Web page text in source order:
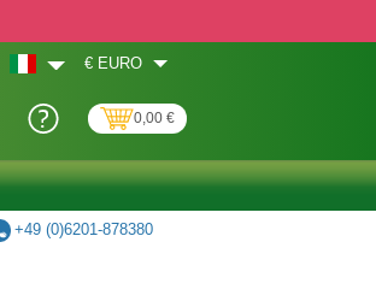
€ EURO
0,00 €
+49 (0)6201-878380